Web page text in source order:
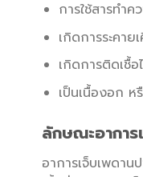
การใช้สารทำค
เกิดการระคา
เกิดการติดเชื้อ
เป็นเนื้องอก ห
ลักษณะอากา
อาการเจ็บเพดา